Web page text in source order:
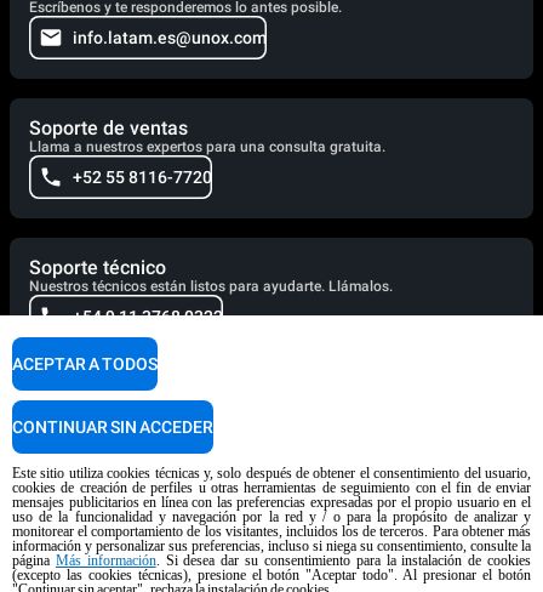
Escríbenos y te responderemos lo antes posible.
info.latam.es@unox.com
Soporte de ventas
Llama a nuestros expertos para una consulta gratuita.
+52 55 8116-7720
Soporte técnico
Nuestros técnicos están listos para ayudarte. Llámalos.
+54 9 11 3768 0322
Soporte culinario
Nuestros chefs corporativos están aquí para ayudarte. Responderán
cooking.support@unox.com
PRODUCTOS
Este sitio utiliza cookies técnicas y, solo después de obtener el consentimiento del usuario,
cookies de creación de perfiles u otras herramientas de seguimiento con el fin de enviar
mensajes publicitarios en línea con las preferencias expresadas por el propio usuario en el
uso de la funcionalidad y navegación por la red y / o para la propósito de analizar y
monitorear el comportamiento de los visitantes, incluidos los de terceros. Para obtener más
información y personalizar sus preferencias, incluso si niega su consentimiento, consulte la
página Más información. Si desea dar su consentimiento para la instalación de cookies
(excepto las cookies técnicas), presione el botón "Aceptar todo". Al presionar el botón
ACEPTAR A TODOS
CONTINUAR SIN ACCEDER